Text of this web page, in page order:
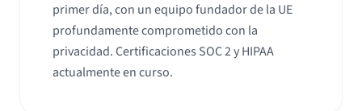
primer día, con un equipo fundador de la UE
profundamente comprometido con la
privacidad. Certificaciones SOC 2 y HIPAA
actualmente en curso.